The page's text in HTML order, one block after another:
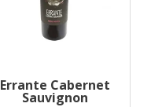
Errante Cabernet
Sauvignon